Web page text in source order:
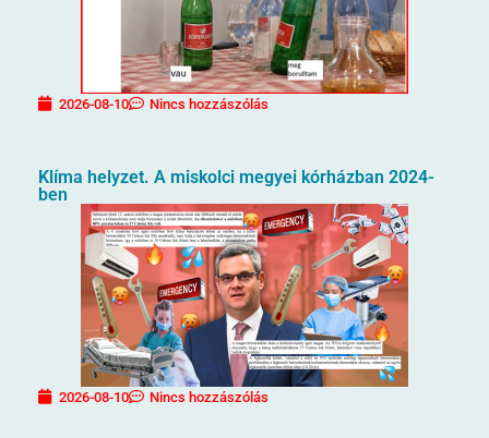
2026-08-10 Nincs hozzászólás
Klíma helyzet. A miskolci megyei kórházban 2024-
ben
2026-08-10 Nincs hozzászólás